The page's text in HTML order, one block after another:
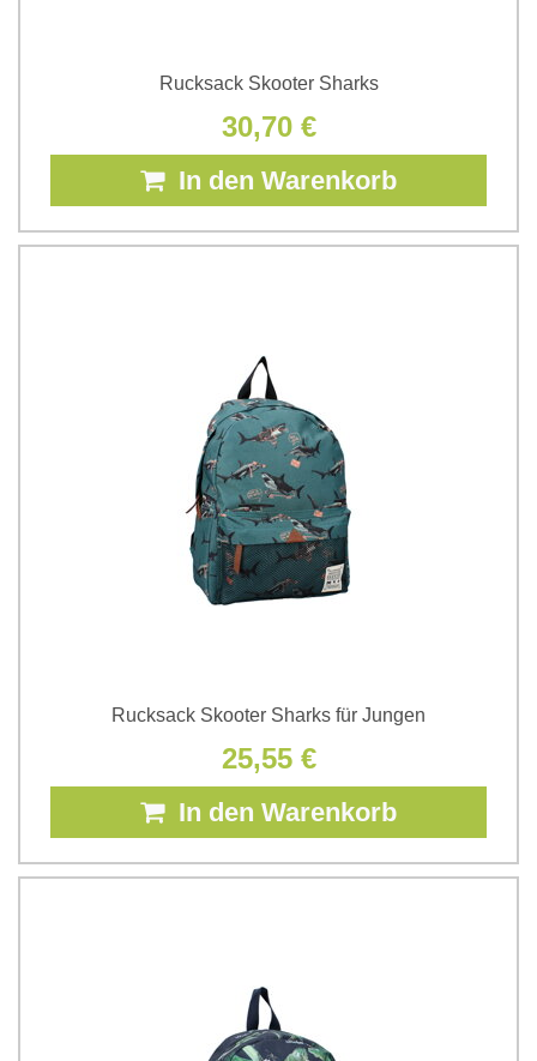
Rucksack Skooter Sharks
30,70 €
In den Warenkorb
Rucksack Skooter Sharks für Jungen
25,55 €
In den Warenkorb